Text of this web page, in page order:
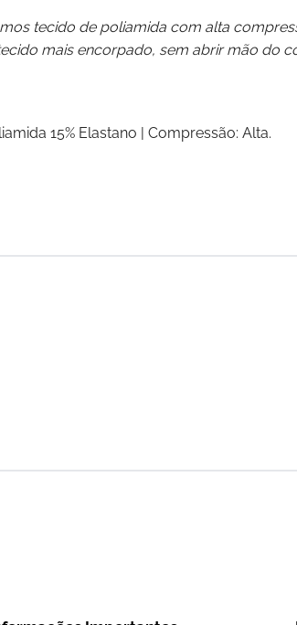
tecido de poliamida com alta
mais encorpado, sem abrir mão do
15% Elastano | Compressão: Alta.